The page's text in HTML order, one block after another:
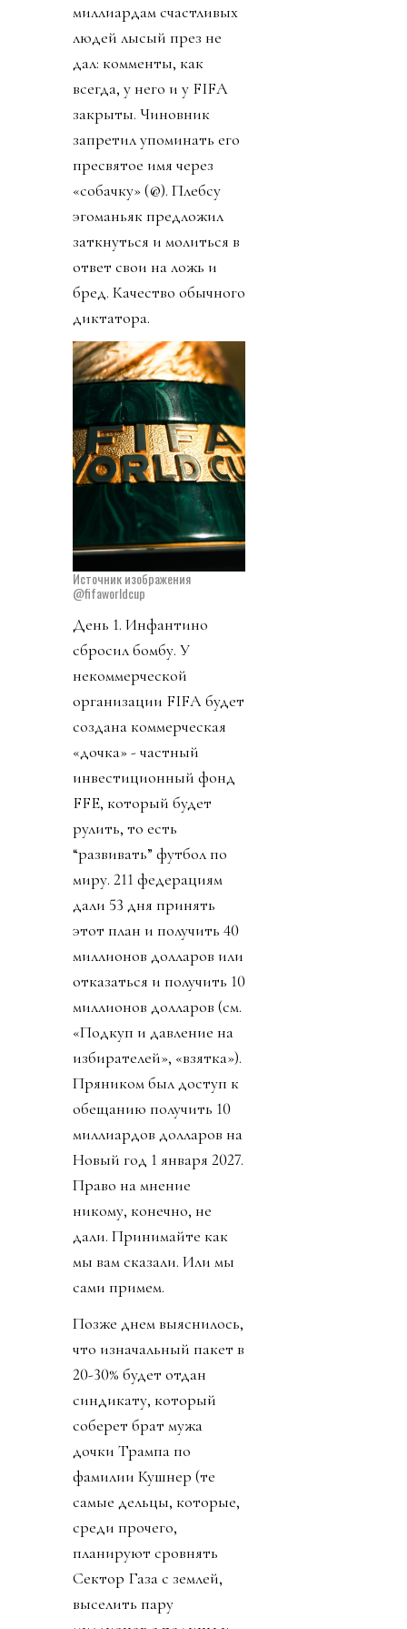
миллиардам счастливых
людей лысый през не
дал: комменты, как
всегда, у него и у FIFA
закрыты. Чиновник
запретил упоминать его
пресвятое имя через
«собачку» (@). Плебсу
эгоманьяк предложил
заткнуться и молиться в
ответ свои на ложь и
бред. Качество обычного
диктатора.
Источник изображения
@fifaworldcup
День 1. Инфантино
сбросил бомбу. У
некоммерческой
организации FIFA будет
создана коммерческая
«дочка» - частный
инвестиционный фонд
FFE, который будет
рулить, то есть
“развивать” футбол по
миру. 211 федерациям
дали 53 дня принять
этот план и получить 40
миллионов долларов или
отказаться и получить 10
миллионов долларов (см.
«Подкуп и давление на
избирателей», «взятка»).
Пряником был доступ к
обещанию получить 10
миллиардов долларов на
Новый год 1 января 2027.
Право на мнение
никому, конечно, не
дали. Принимайте как
мы вам сказали. Или мы
сами примем.
Позже днем выяснилось,
что изначальный пакет в
20-30% будет отдан
синдикату, который
соберет брат мужа
дочки Трампа по
фамилии Кушнер (те
самые дельцы, которые,
среди прочего,
планируют сровнять
Сектор Газа с землей,
выселить пару